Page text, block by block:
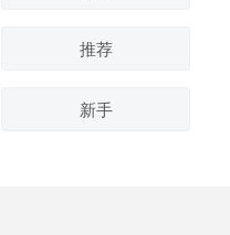
推荐
新手